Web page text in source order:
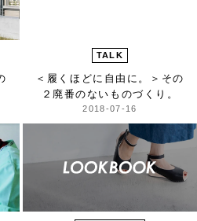
TALK
＜履くほどに自由に。＞ その
２廃番のないものづくり。
2018-07-16